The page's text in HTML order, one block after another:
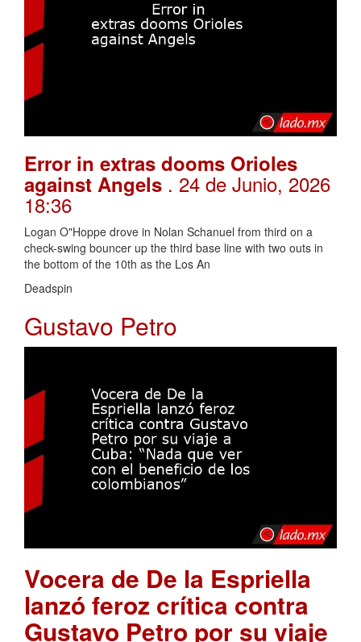
Error in extras dooms Orioles
against Angels . 24 de Junio, 2026
18:36
Logan O"Hoppe drove in Nolan Schanuel from third on a
check-swing bouncer up the third base line with two outs in
the bottom of the 10th as the Los An
Deadspin
Gustavo Petro
Vocera de De la Espriella
lanzó feroz crítica contra
Gustavo Petro por su viaje